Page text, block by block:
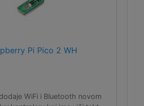
Pi Pico 2 WH
WiFi i Bluetooth novom